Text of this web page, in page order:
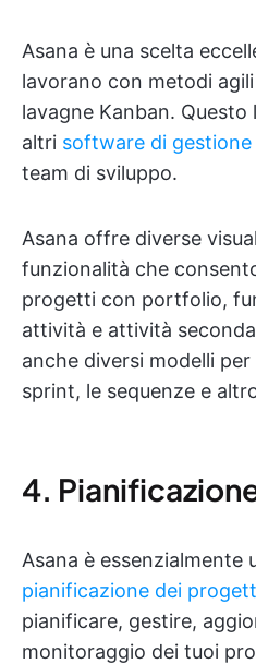
Asana è una scelta
lavorano con metodi
lavagne Kanban.
altri software di
team di sviluppo.
Asana offre diverse
funzionalità che
progetti con portfolio,
attività e attività
anche diversi modelli
sprint, le sequenze e
4.
Asana è essenzialmente
pianificazione dei
pianificare, gestire,
monitoraggio dei tuoi